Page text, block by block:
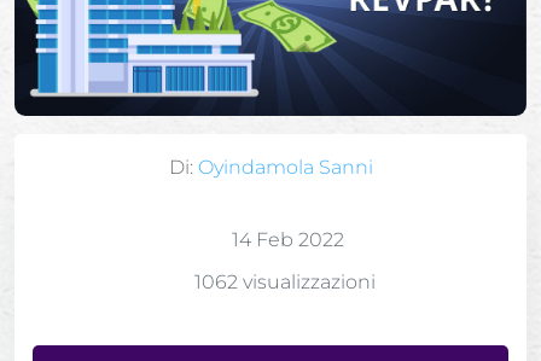
Di: Oyindamola Sanni
14 Feb 2022
1062 visualizzazioni